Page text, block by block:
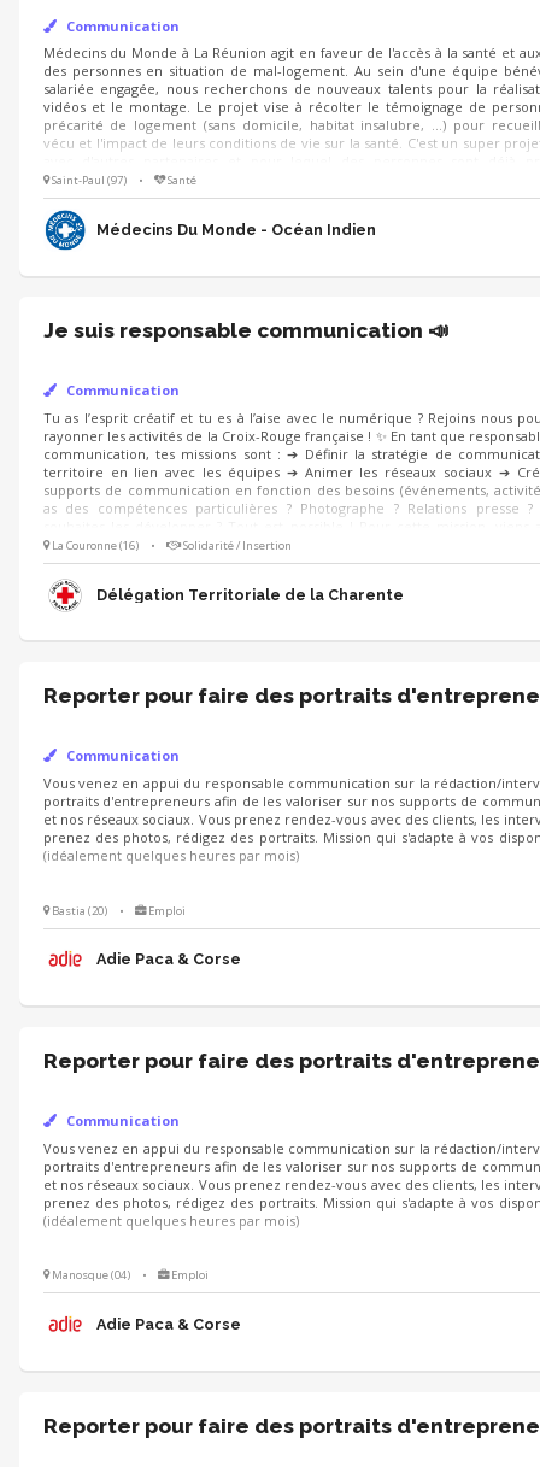
Communication
Médecins du Monde à La Réunion agit en faveur de l'accès à la santé et
situation de mal-logement. Au sein d'une équipe bénévole et salariée
nouveaux talents pour la réalisation de vidéos et le montage. Le projet
de personnes en précarité de logement (sans domicile, habitat insalubre,
et l'impact de leurs conditions de vie sur la santé. C'est un super
partenaires et pour lequel des personnes sont déjà prêtes à témoigner.
Saint-Paul (97) • Santé
Médecins Du Monde - Océan Indien
Je suis responsable communication 📣
Communication
Tu as l’esprit créatif et tu es à l’aise avec le numérique ? Rejoins nous pour
de la Croix-Rouge française ! ✨ En tant que responsable de la
Définir la stratégie de communication du territoire en lien avec les
sociaux ➔ Créer des supports de communication en fonction des besoins
as des compétences particulières ? Photographe ? Relations presse ? Ou tu
Tout est possible ! Pour cette mission, viens avec ta motivation, ta créativité
La Couronne (16) • Solidarité / Insertion
Délégation Territoriale de la Charente
Reporter pour faire des portraits
Communication
Vous venez en appui du responsable communication sur la
d'entrepreneurs afin de les valoriser sur nos supports de
Vous prenez rendez-vous avec des clients, les interviewez, prenez des
Mission qui s'adapte à vos disponibilités (idéalement quelques heures par
Bastia (20) • Emploi
Adie Paca & Corse
Reporter pour faire des portraits
Communication
Vous venez en appui du responsable communication sur la
d'entrepreneurs afin de les valoriser sur nos supports de
Vous prenez rendez-vous avec des clients, les interviewez, prenez des
Mission qui s'adapte à vos disponibilités (idéalement quelques heures par
Manosque (04) • Emploi
Adie Paca & Corse
Reporter pour faire des portraits